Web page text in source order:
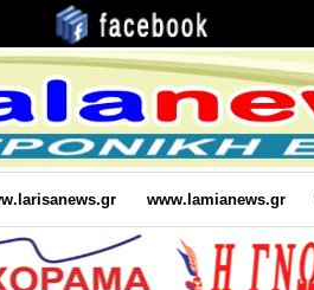
www.lamianews.gr